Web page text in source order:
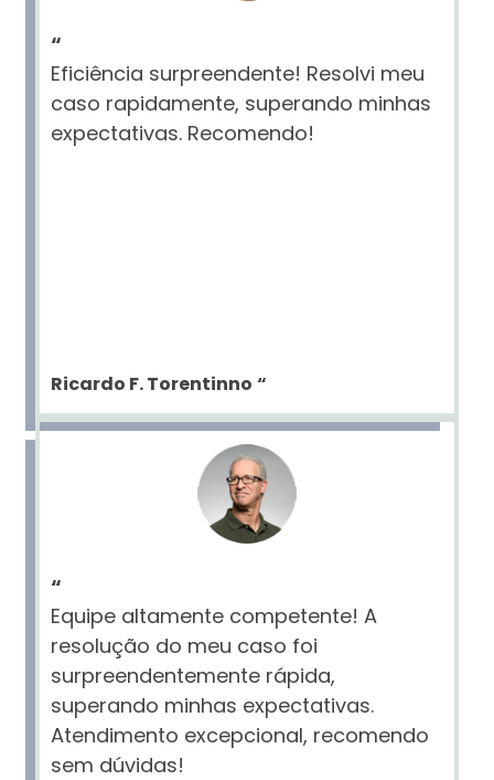
“
Eficiência surpreendente! Resolvi meu
caso rapidamente, superando minhas
expectativas. Recomendo!
Ricardo F. Torentinno “
“
Equipe altamente competente! A
resolução do meu caso foi
surpreendentemente rápida,
superando minhas expectativas.
Atendimento excepcional, recomendo
sem dúvidas!